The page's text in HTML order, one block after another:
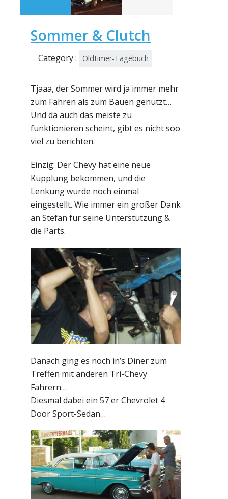
Sommer & Clutch
Category : Oldtimer-Tagebuch
Tjaaa, der Sommer wird ja immer mehr
zum Fahren als zum Bauen genutzt…
Und da auch das meiste zu
funktionieren scheint, gibt es nicht soo
viel zu berichten.
Einzig: Der Chevy hat eine neue
Kupplung bekommen, und die
Lenkung wurde noch einmal
eingestellt. Wie immer ein großer Dank
an Stefan für seine Unterstützung &
die Parts.
Danach ging es noch in’s Diner zum
Treffen mit anderen Tri-Chevy
Fahrern…
Diesmal dabei ein 57 er Chevrolet 4
Door Sport-Sedan…